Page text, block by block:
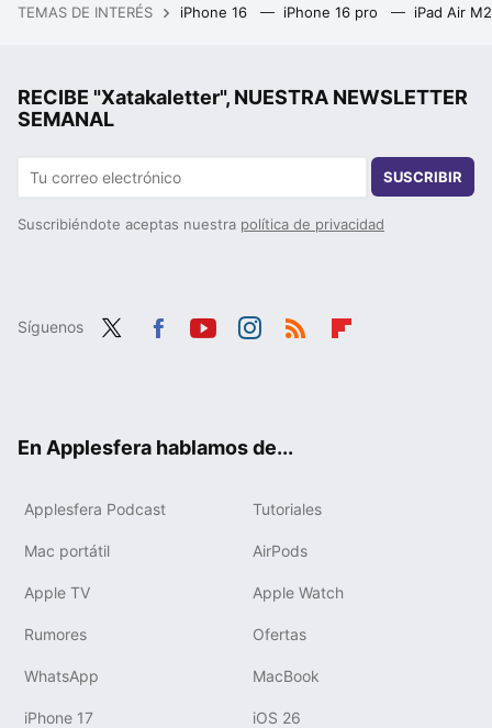
TEMAS DE INTERÉS iPhone 16 iPhone 16 pro iPad Air
RECIBE "Xatakaletter", NUESTRA NEWSLETTER
SEMANAL
SUSCRIBIR
Suscribiéndote aceptas nuestra política de privacidad
Síguenos
En Applesfera hablamos de...
Applesfera Podcast Tutoriales
Mac portátil AirPods
Apple TV Apple Watch
Rumores Ofertas
WhatsApp MacBook
iPhone 17 iOS 26